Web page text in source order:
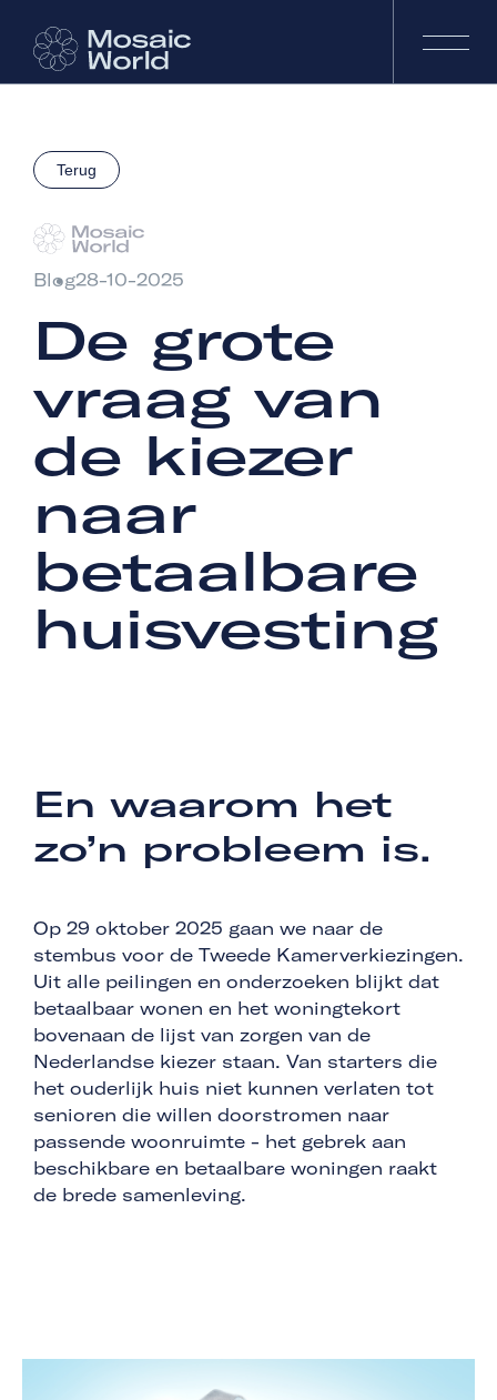
Terug
Blog28-10-2025
De grote
vraag van
de kiezer
naar
betaalbare
huisvesting
En waarom het
zo’n probleem is.
Op 29 oktober 2025 gaan we naar de
stembus voor de Tweede Kamerverkiezingen.
Uit alle peilingen en onderzoeken blijkt dat
betaalbaar wonen en het woningtekort
bovenaan de lijst van zorgen van de
Nederlandse kiezer staan. Van starters die
het ouderlijk huis niet kunnen verlaten tot
senioren die willen doorstromen naar
passende woonruimte - het gebrek aan
beschikbare en betaalbare woningen raakt
de brede samenleving.